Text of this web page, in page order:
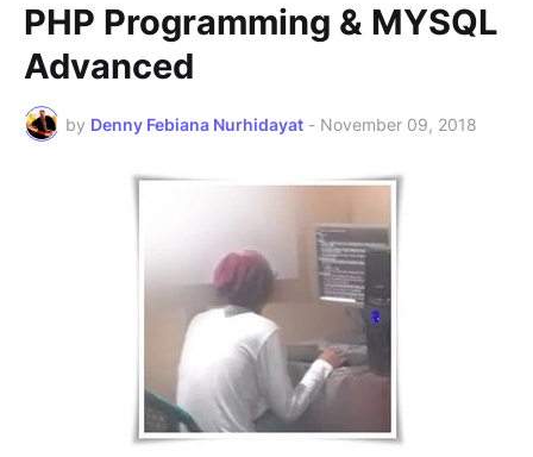
PHP Programming & MYSQL
Advanced
by Denny Febiana Nurhidayat - November 09, 2018